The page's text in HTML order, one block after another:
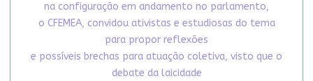
na configuração em andamento no parlamento,
o CFEMEA, convidou ativistas e estudiosas do tema
para propor reflexões
e possíveis brechas para atuação coletiva, visto que o
debate da laicidade